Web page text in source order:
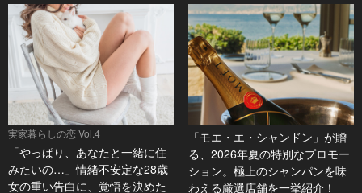
実家暮らしの恋 Vol.4
「やっぱり、あなたと一緒に住
みたいの…」情緒不安定な28歳
女の重い告白に、覚悟を決めた
「モエ・エ・シャンドン」が贈
る、2026年夏の特別なプロモー
ション。極上のシャンパンを味
わえる厳選店舗を一挙紹介！